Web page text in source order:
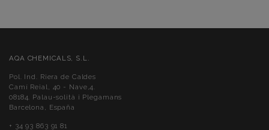
AQA CHEMICALS, S.L.
Pol. Ind. Riera de Caldes
Camí Reial, 40 - Nave,4.
08184. Palau-solità i Plegamans
Barcelona, España
+ 34 93 863 91 81